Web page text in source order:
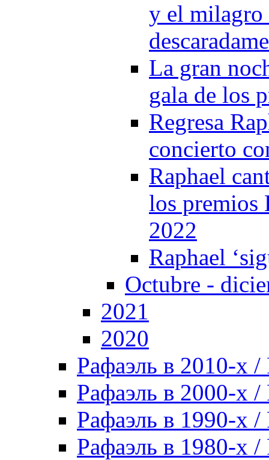
y el milagro
La gran
gala de los
Regresa
concierto
Raphael
los premios
2022
Raphael
Octubre -
2021
2020
Рафаэль в 2010-х /
Рафаэль в 2000-х /
Рафаэль в 1990-х /
Рафаэль в 1980-х /